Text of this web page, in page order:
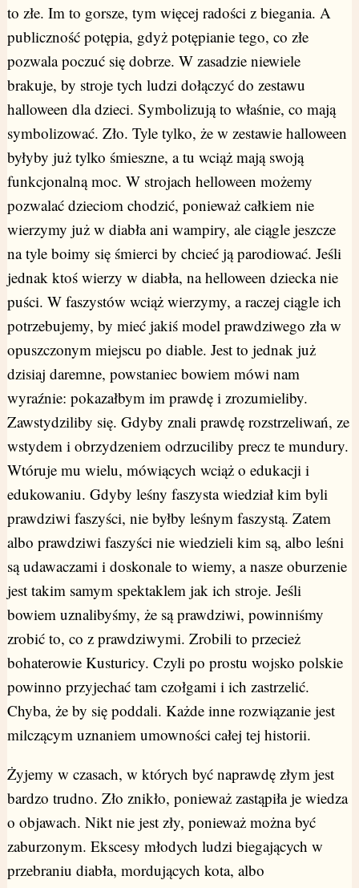
to złe. Im to gorsze, tym więcej radości z biegania. A
publiczność potępia, gdyż potępianie tego, co złe
pozwala poczuć się dobrze. W zasadzie niewiele
brakuje, by stroje tych ludzi dołączyć do zestawu
halloween dla dzieci. Symbolizują to właśnie, co mają
symbolizować. Zło. Tyle tylko, że w zestawie halloween
byłyby już tylko śmieszne, a tu wciąż mają swoją
funkcjonalną moc. W strojach helloween możemy
pozwalać dzieciom chodzić, ponieważ całkiem nie
wierzymy już w diabła ani wampiry, ale ciągle jeszcze
na tyle boimy się śmierci by chcieć ją parodiować. Jeśli
jednak ktoś wierzy w diabła, na helloween dziecka nie
puści. W faszystów wciąż wierzymy, a raczej ciągle ich
potrzebujemy, by mieć jakiś model prawdziwego zła w
opuszczonym miejscu po diable. Jest to jednak już
dzisiaj daremne, powstaniec bowiem mówi nam
wyraźnie: pokazałbym im prawdę i zrozumieliby.
Zawstydziliby się. Gdyby znali prawdę rozstrzeliwań, ze
wstydem i obrzydzeniem odrzuciliby precz te mundury.
Wtóruje mu wielu, mówiących wciąż o edukacji i
edukowaniu. Gdyby leśny faszysta wiedział kim byli
prawdziwi faszyści, nie byłby leśnym faszystą. Zatem
albo prawdziwi faszyści nie wiedzieli kim są, albo leśni
są udawaczami i doskonale to wiemy, a nasze oburzenie
jest takim samym spektaklem jak ich stroje. Jeśli
bowiem uznalibyśmy, że są prawdziwi, powinniśmy
zrobić to, co z prawdziwymi. Zrobili to przecież
bohaterowie Kusturicy. Czyli po prostu wojsko polskie
powinno przyjechać tam czołgami i ich zastrzelić.
Chyba, że by się poddali. Każde inne rozwiązanie jest
milczącym uznaniem umowności całej tej historii.
Żyjemy w czasach, w których być naprawdę złym jest
bardzo trudno. Zło znikło, ponieważ zastąpiła je wiedza
o objawach. Nikt nie jest zły, ponieważ można być
zaburzonym. Ekscesy młodych ludzi biegających w
przebraniu diabła, mordujących kota, albo